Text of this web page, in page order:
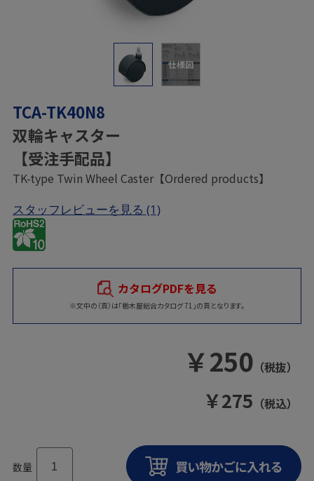
仕様図
TCA-TK40N8
双輪キャスター
【受注手配品】
TK-type Twin Wheel Caster【Ordered products】
スタッフレビューを見る (1)
カタログPDFを見る
※文中の（頁）は「栃木屋総合カタログ 71」の頁となります。
￥250 （税抜）
￥275 （税込）
数量